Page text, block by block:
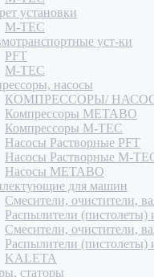
установки
M-TEC
уст-ки
PFT
M-TEC
насосы
КОМПРЕССОРЫ/
Компрессоры METABO
Компрессоры M-TEC
Насосы Растворные PFT
Насосы Растворные M-
Насосы METABO
для машин
Смесители, очистители,
Распылители (пистолеты)
Смесители, очистители,
Распылители (пистолеты)
KALETA
статоры